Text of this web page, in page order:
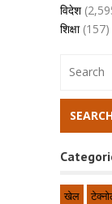
विदेश
शिक्षा(157)
खेल